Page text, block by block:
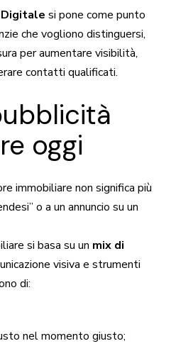
si pone come punto
che vogliono distinguersi,
per aumentare visibilità,
contatti qualificati.
oggi
immobiliare non significa più
o a un annuncio su un
si basa su un mix di
visiva e strumenti
di:
nel momento giusto;